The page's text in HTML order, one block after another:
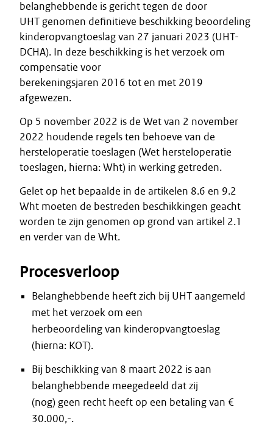
belanghebbende is gericht tegen de door
UHT genomen definitieve beschikking beoordeling
kinderopvangtoeslag van 27 januari 2023 (UHT-
DCHA). In deze beschikking is het verzoek om
compensatie voor
berekeningsjaren 2016 tot en met 2019
afgewezen.
Op 5 november 2022 is de Wet van 2 november
2022 houdende regels ten behoeve van de
hersteloperatie toeslagen (Wet hersteloperatie
toeslagen, hierna: Wht) in werking getreden.
Gelet op het bepaalde in de artikelen 8.6 en 9.2
Wht moeten de bestreden beschikkingen geacht
worden te zijn genomen op grond van artikel 2.1
en verder van de Wht.
Procesverloop
Belanghebbende heeft zich bij UHT aangemeld
met het verzoek om een
herbeoordeling van kinderopvangtoeslag
(hierna: KOT).
Bij beschikking van 8 maart 2022 is aan
belanghebbende meegedeeld dat zij
(nog) geen recht heeft op een betaling van €
30.000,-.